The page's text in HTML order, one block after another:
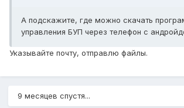
А подскажите, где можно скачать
управления БУП через телефон с
Указывайте почту, отправлю файлы.
9 месяцев спустя...